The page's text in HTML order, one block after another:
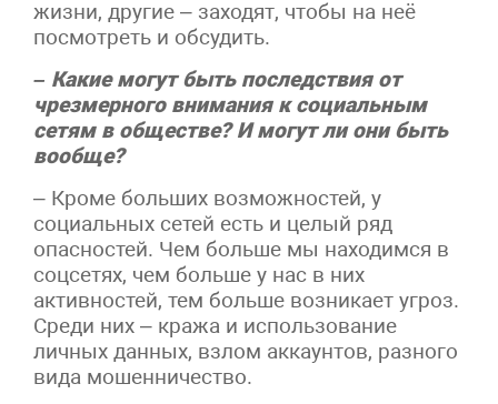
жизни, другие – заходят, чтобы на неё
посмотреть и обсудить.
– Какие могут быть последствия от
чрезмерного внимания к социальным
сетям в обществе? И могут ли они быть
вообще?
– Кроме больших возможностей, у
социальных сетей есть и целый ряд
опасностей. Чем больше мы находимся в
соцсетях, чем больше у нас в них
активностей, тем больше возникает угроз.
Среди них – кража и использование
личных данных, взлом аккаунтов, разного
вида мошенничество.